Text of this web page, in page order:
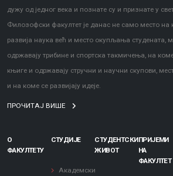
дужу од једног века и познате су и признате у
Филозофски факултет је данас не само место на
развија наука већ и место окупљања студената,
одржавају трибине и спортска такмичења, на
књиге и одржавају стручни и научни скупови,
и на коме се развијају идеје.
ПРОЧИТАЈ ВИШЕ
О
ФАКУЛТЕТУ
СТУДИЈЕ
Академски
СТУДЕНТСКИ
ЖИВОТ
ПРИЈЕМИ
НА
ФАКУЛТЕТ